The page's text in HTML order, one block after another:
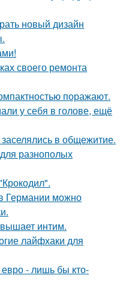
новый дизайн
своего ремонта
поражают.
у себя в голове, ещё
в общежитие.
разнополых
Германии можно
интим.
лайфхаки для
- лишь бы кто-